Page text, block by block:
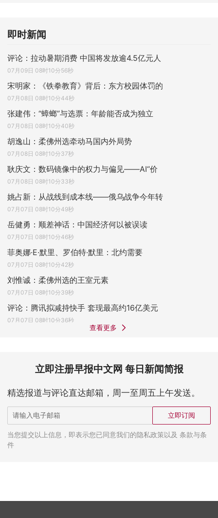
即时新闻
评论：拉动暑期消费 中国将发放逾4.5亿元人
07月09日 08时10分56秒
宋明家：《铁拳教育》背后：东方校园体罚的
07月08日 08时10分44秒
张建伟：“蟑螂”与选票：年龄能否成为独立
07月08日 08时10分40秒
胡逸山：柔佛州选牵动马国内外局势
07月08日 08时10分37秒
耿庆文：数码镜像中的权力与偏见——AI“价
07月08日 08时10分33秒
姚占新：从战线到成本线——俄乌战争今年转
07月07日 08时10分49秒
岳健勇：顺差神话：中国经济何以被误读
07月07日 08时10分46秒
菲奥娜·E·默里、罗伯特·默里：北约需要
07月07日 08时10分42秒
刘惟诚：柔佛州选的王室元素
07月07日 08时10分39秒
评论：腾讯拟减持快手 套现最高约16亿美元
07月07日 08时10分36秒
查看更多
立即注册早报中文网 每日新闻简报
精选报道与评论直达邮箱，周一至周五上午发送。
立即订阅
当您提交以上信息，即表示您已同意我们的隐私政策以及 条款与条
件